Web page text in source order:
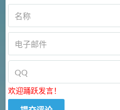
欢迎踊跃发言！